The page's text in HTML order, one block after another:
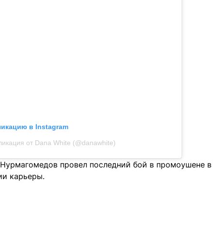
в Instagram
от Dana White (@danawhite)
провел последний бой в промоушене в
карьеры.